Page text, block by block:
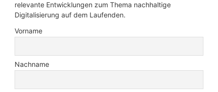
relevante Entwicklungen zum Thema nachhaltige
Digitalisierung auf dem Laufenden.
Vorname
Nachname